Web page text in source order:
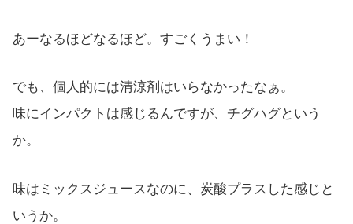
あーなるほどなるほど。すごくうまい！
でも、個人的には清涼剤はいらなかったなぁ。
味にインパクトは感じるんですが、チグハグという
か。
味はミックスジュースなのに、炭酸プラスした感じと
いうか。